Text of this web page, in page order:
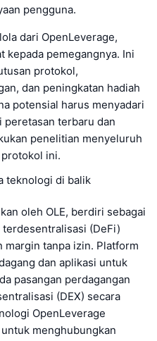
pengguna.
dari OpenLeverage,
kepada pemegangnya. Ini
protokol,
dan peningkatan hadiah
potensial harus menyadari
terbaru dan
penelitian menyeluruh
ini.
teknologi di balik
oleh OLE, berdiri sebagai
(DeFi)
tanpa izin. Platform
dan aplikasi untuk
pasangan perdagangan
(DEX) secara
OpenLeverage
menghubungkan